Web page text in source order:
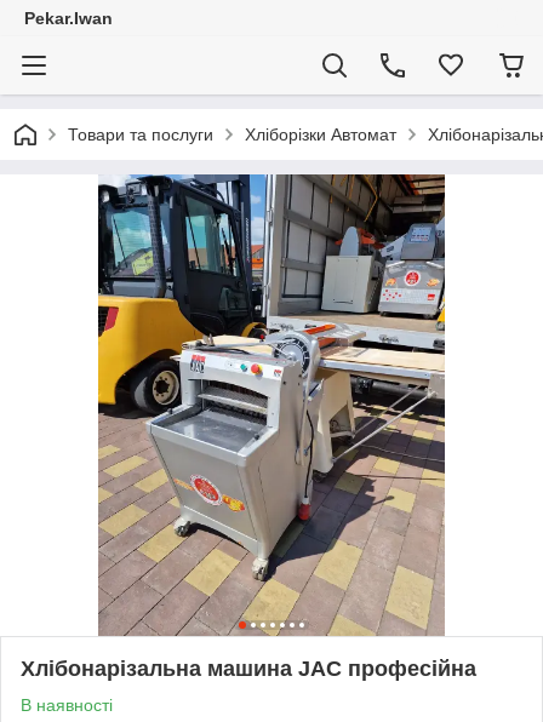
Pekar.Iwan
Товари та послуги Хліборізки Автомат
Хлібонарізальна машина JAC професійна
В наявності